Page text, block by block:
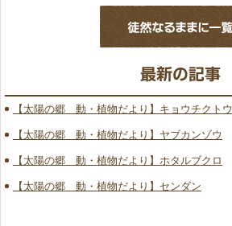
【太陽の郷 動・植物だより】キョウチクトウ
【太陽の郷 動・植物だより】ヤブカンゾウ
【太陽の郷 動・植物だより】ホタルブクロ
【太陽の郷 動・植物だより】センダン